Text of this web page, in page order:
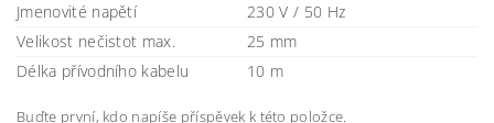
Jmenovité napětí
230 V / 50 Hz
Velikost nečistot max.
25 mm
Délka přívodního kabelu
10 m
Buďte první, kdo napíše příspěvek k této položce.